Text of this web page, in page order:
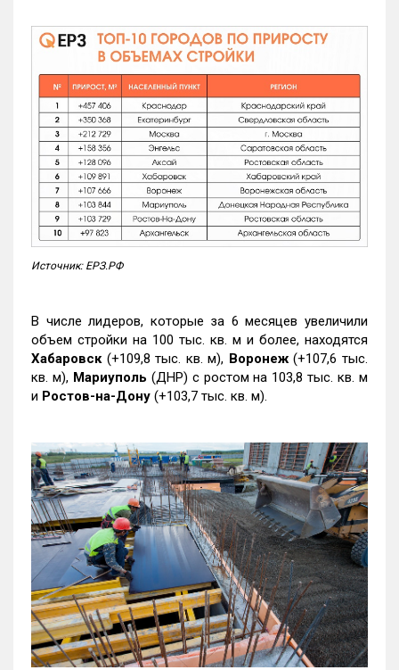
Источник: ЕРЗ.РФ
В числе лидеров, которые за 6 месяцев увеличили
объем стройки на 100 тыс. кв. м и более, находятся
Хабаровск (+109,8 тыс. кв. м), Воронеж(+107,6 тыс.
кв. м), Мариуполь (ДНР) с ростом на 103,8 тыс. кв. м
и Ростов-на-Дону (+103,7 тыс. кв. м).